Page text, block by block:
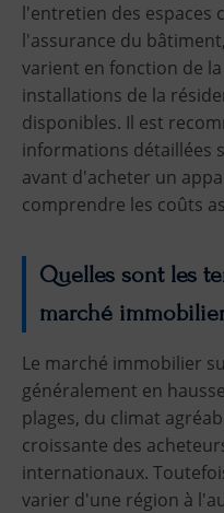
l'entretien des espaces
l'assurance du
varient en fonction de
installations de la
disponibles. Il est
informations détaillées
avant d'acheter un
comprendre les coûts
Quelles sont les
marché
Le marché immobilier
généralement en
plages, du climat
croissante des
internationaux.
varier d'une région à